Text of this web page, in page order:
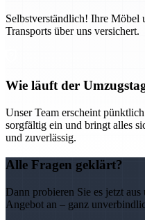
Selbstverständlich! Ihre Möbel
Transports über uns versichert.
Wie läuft der
Unser Team erscheint
sorgfältig ein und bringt alles
und zuverlässig.
Alle Fragen geklärt?
Dann probieren Sie es jetzt
Angebot an – ganz